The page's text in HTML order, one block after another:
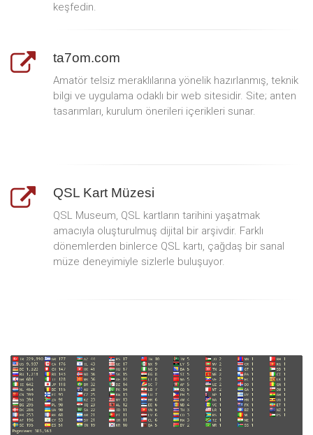
keşfedin.
ta7om.com
Amatör telsiz meraklılarına yönelik hazırlanmış, teknik
bilgi ve uygulama odaklı bir web sitesidir. Site; anten
tasarımları, kurulum önerileri içerikleri sunar.
QSL Kart Müzesi
QSL Museum, QSL kartların tarihini yaşatmak
amacıyla oluşturulmuş dijital bir arşivdir. Farklı
dönemlerden binlerce QSL kartı, çağdaş bir sanal
müze deneyimiyle sizlerle buluşuyor.